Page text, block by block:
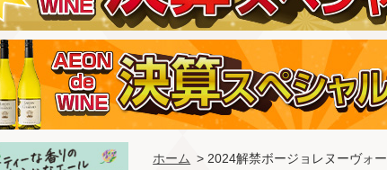
ホーム > 2024解禁ボージョレヌーヴォー